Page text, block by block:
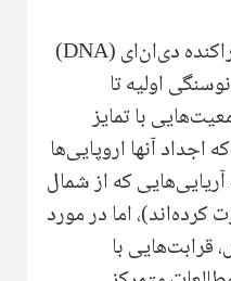
دی‌ان‌ای (DNA
)
اولیه تا
با تمایز
اجداد آنها اروپایی‌ها
که از شمال
اما در مورد
قرابت‌هایی با